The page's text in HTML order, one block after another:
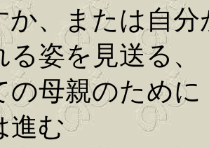
か、または自
姿を見送る、
母親のために
進む